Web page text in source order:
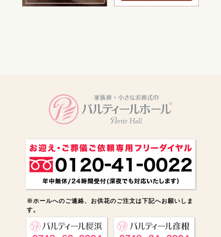
※ホールへのご連絡、お供花のご注文は下記へお願いしま
す。